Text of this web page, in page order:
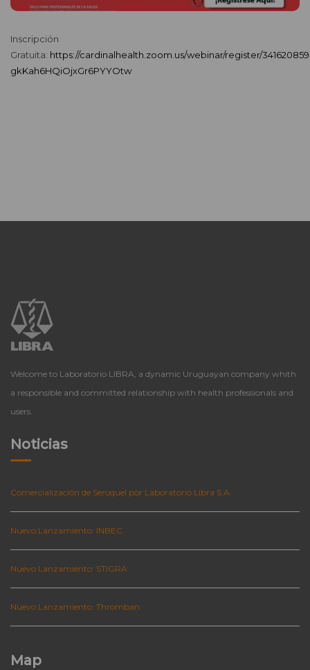
Inscripción
Gratuita: https://cardinalhealth.zoom.us/webinar/register/
gkKah6HQiOjxGr6PYYOtw
Welcome to Laboratorio LIBRA, a dynamic Uruguayan company whith
a responsible and committed relationship with health professionals and
users.
Noticias
Comercialización de Seroquel por Laboratorio Libra S.A.
Nuevo Lanzamiento: INBEC
Nuevo Lanzamiento: STIGRA
Nuevo Lanzamiento: Thromban
Map